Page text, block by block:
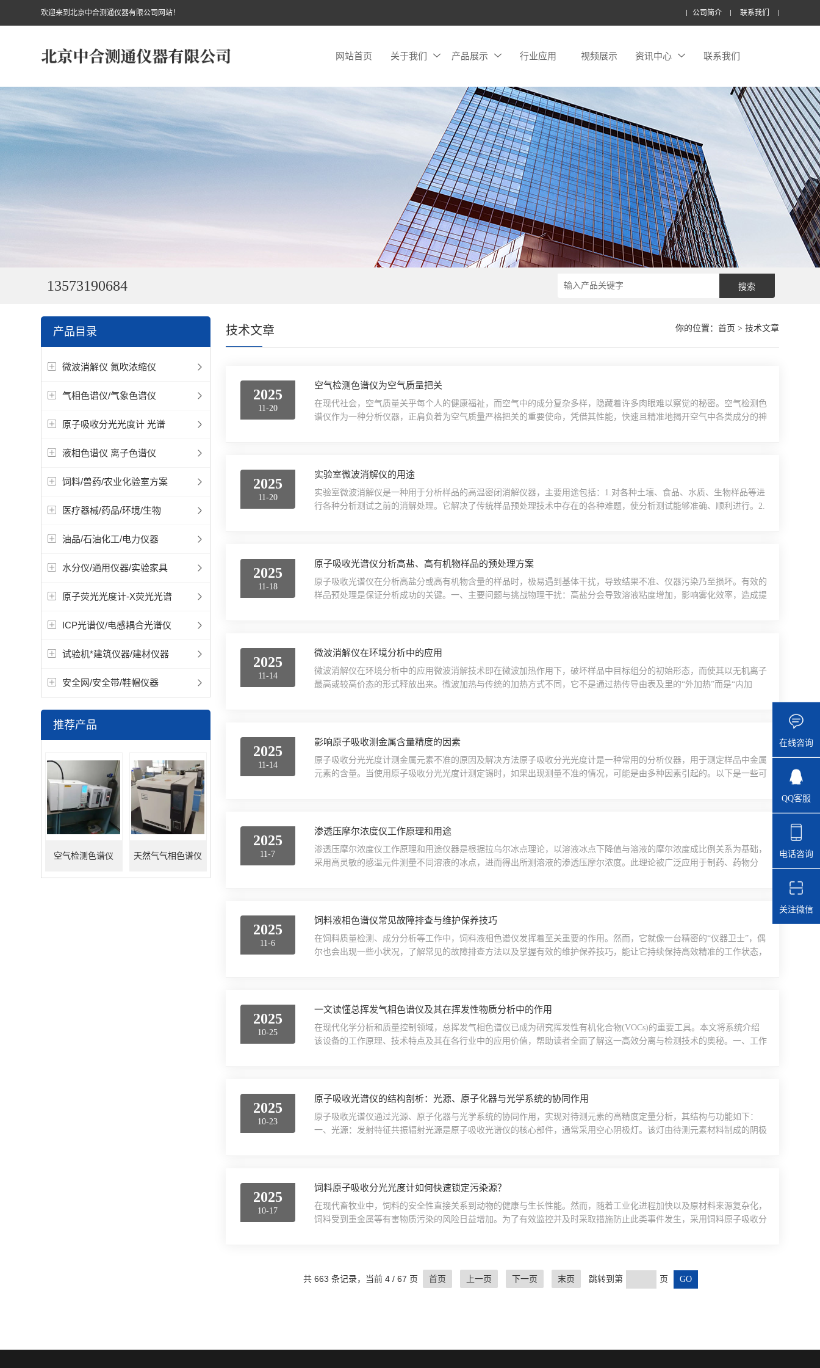
欢迎来到北京中合测通仪器有限公司网站！ 公司简介 联系我们
网站首页 关于我们 产品展示 行业应用 视频展示 资讯中心 联系我们
13573190684
产品目录
微波消解仪 氮吹浓缩仪
气相色谱仪/气象色谱仪
原子吸收分光光度计 光谱
液相色谱仪 离子色谱仪
饲料/兽药/农业化验室方案
医疗器械/药品/环境/生物
油品/石油化工/电力仪器
水分仪/通用仪器/实验家具
原子荧光光度计-X荧光光谱
ICP光谱仪/电感耦合光谱仪
试验机*建筑仪器/建材仪器
安全网/安全带/鞋帽仪器
推荐产品
空气检测色谱仪 天然气气相色谱仪
你的位置： 首页 > 技术文章
技术文章
2025
11-20
空气检测色谱仪为空气质量把关
在现代社会，空气质量关乎每个人的健康福祉，而空气中的成分复杂多样，隐藏着许多肉眼难以察觉的秘密。空气检测色
谱仪作为一种分析仪器，正肩负着为空气质量严格把关的重要使命，凭借其性能，快速且精准地揭开空气中各类成分的神
2025
11-20
实验室微波消解仪的用途
实验室微波消解仪是一种用于分析样品的高温密闭消解仪器，主要用途包括：1.对各种土壤、食品、水质、生物样品等进
行各种分析测试之前的消解处理。它解决了传统样品预处理技术中存在的各种难题，使分析测试能够准确、顺利进行。2.
2025
11-18
原子吸收光谱仪分析高盐、高有机物样品的预处理方案
原子吸收光谱仪在分析高盐分或高有机物含量的样品时，极易遇到基体干扰，导致结果不准、仪器污染乃至损坏。有效的
样品预处理是保证分析成功的关键。一、主要问题与挑战物理干扰：高盐分会导致溶液粘度增加，影响雾化效率，造成提
2025
11-14
微波消解仪在环境分析中的应用
微波消解仪在环境分析中的应用微波消解技术即在微波加热作用下，破坏样品中目标组分的初始形态，而使其以无机离子
最高或较高价态的形式释放出来。微波加热与传统的加热方式不同，它不是通过热传导由表及里的“外加热”而是“内加
2025
11-14
影响原子吸收测金属含量精度的因素
原子吸收分光光度计测金属元素不准的原因及解决方法原子吸收分光光度计是一种常用的分析仪器，用于测定样品中金属
元素的含量。当使用原子吸收分光光度计测定锡时，如果出现测量不准的情况，可能是由多种因素引起的。以下是一些可
2025
11-7
渗透压摩尔浓度仪工作原理和用途
渗透压摩尔浓度仪工作原理和用途仪器是根据拉乌尔冰点理论，以溶液冰点下降值与溶液的摩尔浓度成比例关系为基础，
采用高灵敏的感温元件测量不同溶液的冰点，进而得出所测溶液的渗透压摩尔浓度。此理论被广泛应用于制药、药物分
2025
11-6
饲料液相色谱仪常见故障排查与维护保养技巧
在饲料质量检测、成分分析等工作中，饲料液相色谱仪发挥着至关重要的作用。然而，它就像一台精密的“仪器卫士”，偶
尔也会出现一些小状况，了解常见的故障排查方法以及掌握有效的维护保养技巧，能让它持续保持高效精准的工作状态，
2025
10-25
一文读懂总挥发气相色谱仪及其在挥发性物质分析中的作用
在现代化学分析和质量控制领域，总挥发气相色谱仪已成为研究挥发性有机化合物(VOCs)的重要工具。本文将系统介绍
该设备的工作原理、技术特点及其在各行业中的应用价值，帮助读者全面了解这一高效分离与检测技术的奥秘。一、工作
2025
10-23
原子吸收光谱仪的结构剖析：光源、原子化器与光学系统的协同作用
原子吸收光谱仪通过光源、原子化器与光学系统的协同作用，实现对待测元素的高精度定量分析，其结构与功能如下：
一、光源：发射特征共振辐射光源是原子吸收光谱仪的核心部件，通常采用空心阴极灯。该灯由待测元素材料制成的阴极
2025
10-17
饲料原子吸收分光光度计如何快速锁定污染源？
在现代畜牧业中，饲料的安全性直接关系到动物的健康与生长性能。然而，随着工业化进程加快以及原材料来源复杂化，
饲料受到重金属等有害物质污染的风险日益增加。为了有效监控并及时采取措施防止此类事件发生，采用饲料原子吸收分
共 663 条记录，当前 4 / 67 页 首页 上一页 下一页 末页 跳转到第 页
在线咨询
QQ客服
电话咨询
关注微信